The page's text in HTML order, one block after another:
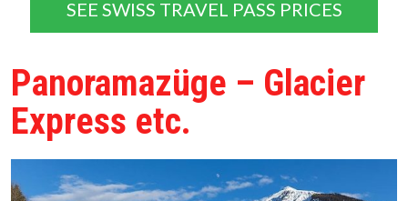
SEE SWISS TRAVEL PASS PRICES
Panoramazüge – Glacier
Express etc.